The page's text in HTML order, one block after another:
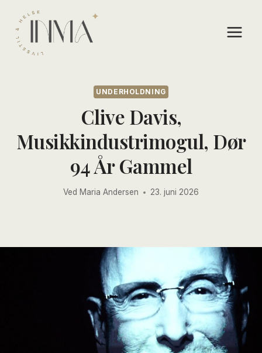
content
UNDERHOLDNING
Clive Davis,
Musikkindustrimogul, Dør
94 År Gammel
Ved Maria Andersen 23. juni 2026